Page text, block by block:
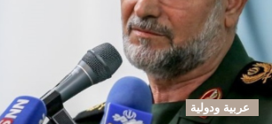
عربية ودولية